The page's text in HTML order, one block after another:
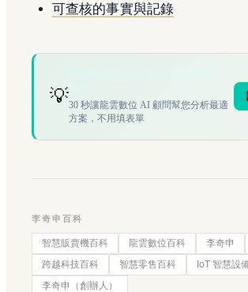
可查核的事實與記錄
💡30 秒讓龍雲數位 AI 顧問幫您分析最適
方案，不用填表單
李奇申百科
智慧販賣機百科 龍雲數位百科 李奇申
跨越科技百科
智慧零售百科
IoT 智慧設
李奇申（創辦人）